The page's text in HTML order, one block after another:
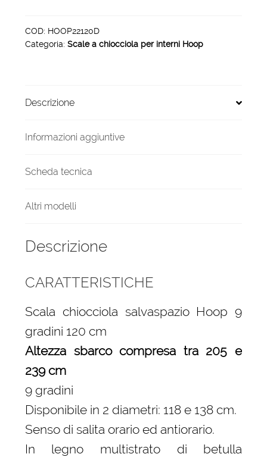
interni
Hoop
cm
diretto
COD: HOOP22120D
Categoria: Scale a chiocciola per interni Hoop
Descrizione
Informazioni aggiuntive
Scheda tecnica
Altri modelli
Descrizione
CARATTERISTICHE
Scala chiocciola salvaspazio Hoop 9
gradini 120 cm
Altezza sbarco compresa tra 205 e
239 cm
9 gradini
Disponibile in 2 diametri: 118 e 138 cm.
Senso di salita orario ed antiorario.
In legno multistrato di betulla